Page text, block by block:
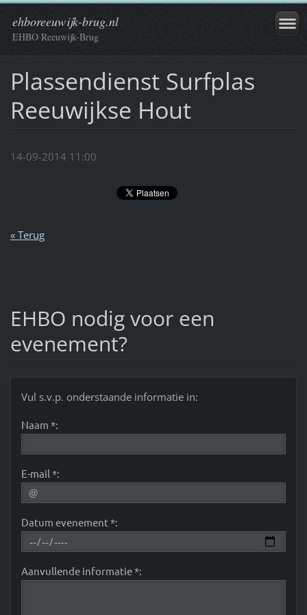
ehboreeuwijk-brug.nl
EHBO Reeuwijk-Brug
Plassendienst Surfplas
Reeuwijkse Hout
14-09-2014 11:00
« Terug
EHBO nodig voor een
evenement?
Vul s.v.p. onderstaande informatie in:
Naam *:
E-mail *:
Datum evenement *:
Aanvullende informatie *: